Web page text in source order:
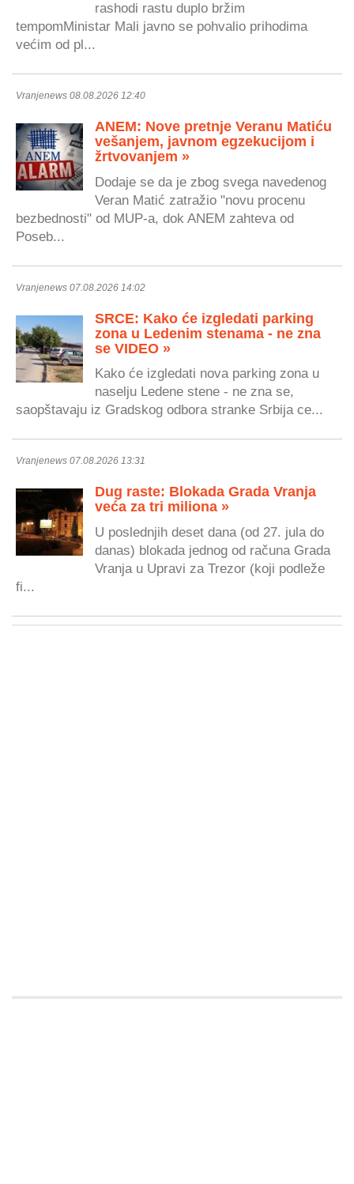
rashodi rastu duplo bržim
tempomMinistar Mali javno se pohvalio prihodima
većim od pl...
Vranjenews 08.08.2026 12:40
ANEM: Nove pretnje Veranu Matiću
vešanjem, javnom egzekucijom i
žrtvovanjem »
Dodaje se da je zbog svega navedenog
Veran Matić zatražio "novu procenu
bezbednosti" od MUP-a, dok ANEM zahteva od
Poseb...
Vranjenews 07.08.2026 14:02
SRCE: Kako će izgledati parking
zona u Ledenim stenama - ne zna
se VIDEO »
Kako će izgledati nova parking zona u
naselju Ledene stene - ne zna se,
saopštavaju iz Gradskog odbora stranke Srbija ce...
Vranjenews 07.08.2026 13:31
Dug raste: Blokada Grada Vranja
veća za tri miliona »
U poslednjih deset dana (od 27. jula do
danas) blokada jednog od računa Grada
Vranja u Upravi za Trezor (koji podleže
fi...